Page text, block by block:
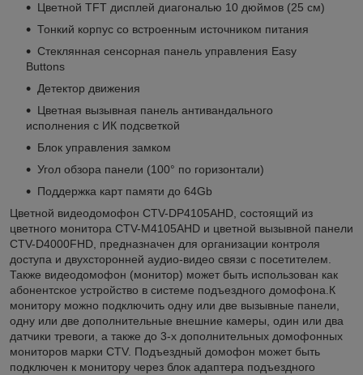
Цветной TFT дисплей диагональю 10 дюймов (25 см)
Тонкий корпус со встроенным источником питания
Стеклянная сенсорная панель управления Easy
Buttons
Детектор движения
Цветная вызывная панель антивандального
исполнения с ИК подсветкой
Блок управления замком
Угол обзора панели (100° по горизонтали)
Поддержка карт памяти до 64Gb
Цветной видеодомофон CTV-DP4105AHD, состоящий из
цветного монитора CTV-M4105AHD и цветной вызывной панели
CTV-D4000FHD, предназначен для организации контроля
доступа и двухсторонней аудио-видео связи с посетителем.
Также видеодомофон (монитор) может быть использован как
абонентское устройство в системе подъездного домофона.К
монитору можно подключить одну или две вызывные панели,
одну или две дополнительные внешние камеры, один или два
датчики тревоги, а также до 3-х дополнительных домофонных
мониторов марки CTV. Подъездный домофон может быть
подключен к монитору через блок адаптера подъездного